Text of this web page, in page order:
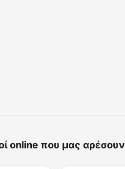
online που μας αρέσουν